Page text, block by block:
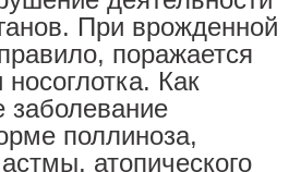
При врожденной
поражается
Как
заболевание
поллиноза,
атопического